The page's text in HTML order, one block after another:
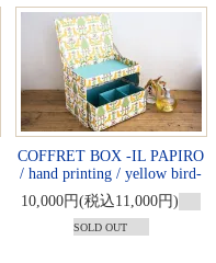
COFFRET BOX -IL PAPIRO
/ hand printing / yellow bird-
10,000円(税込11,000円)
SOLD OUT